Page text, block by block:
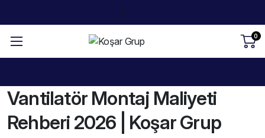
0
Vantilatör Montaj Maliyeti
Rehberi 2026 | Koşar Grup